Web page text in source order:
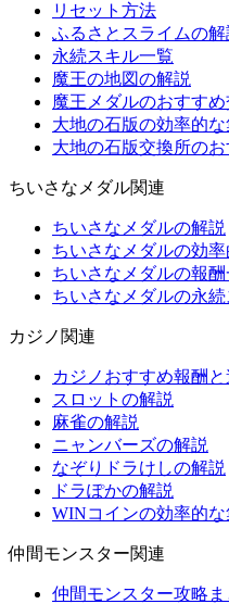
リセット方法
ふるさとスライムの解
永続スキル一覧
魔王の地図の解説
魔王メダルのおすすめ
大地の石版の効率的
大地の石版交換所の
ちいさなメダル関連
ちいさなメダルの解説
ちいさなメダルの効
ちいさなメダルの報酬
ちいさなメダルの永
カジノ関連
カジノおすすめ報酬
スロットの解説
麻雀の解説
ニャンバーズの解説
なぞりドラけしの解説
ドラぽかの解説
WINコインの効率的
仲間モンスター関連
仲間モンスター攻略ま